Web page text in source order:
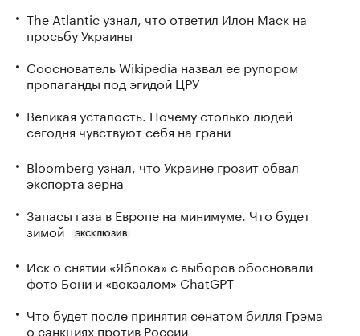
The Atlantic узнал, что ответил Илон Маск на
просьбу Украины
Сооснователь Wikipedia назвал ее рупором
пропаганды под эгидой ЦРУ
Великая усталость. Почему столько людей
сегодня чувствуют себя на грани
Bloomberg узнал, что Украине грозит обвал
экспорта зерна
Запасы газа в Европе на минимуме. Что будет
зимой
ЭКСКЛЮЗИВ
Иск о снятии «Яблока» с выборов обосновали
фото Бони и «вокзалом» ChatGPT
Что будет после принятия сенатом билля Грэма
о санкциях против России